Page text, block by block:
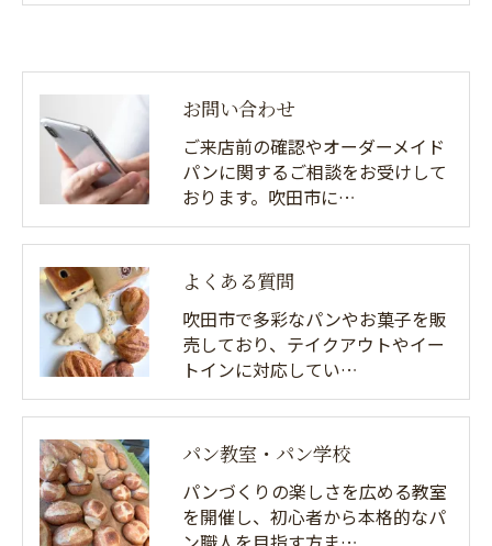
お問い合わせ
ご来店前の確認やオーダーメイド
パンに関するご相談をお受けして
おります。吹田市に…
よくある質問
吹田市で多彩なパンやお菓子を販
売しており、テイクアウトやイー
トインに対応してい…
パン教室・パン学校
パンづくりの楽しさを広める教室
を開催し、初心者から本格的なパ